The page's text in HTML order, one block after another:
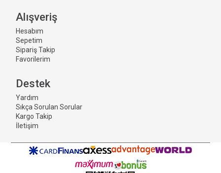
Alışveriş
Hesabım
Sepetim
Sipariş Takip
Favorilerim
Destek
Yardım
Sıkça Sorulan Sorular
Kargo Takip
İletişim